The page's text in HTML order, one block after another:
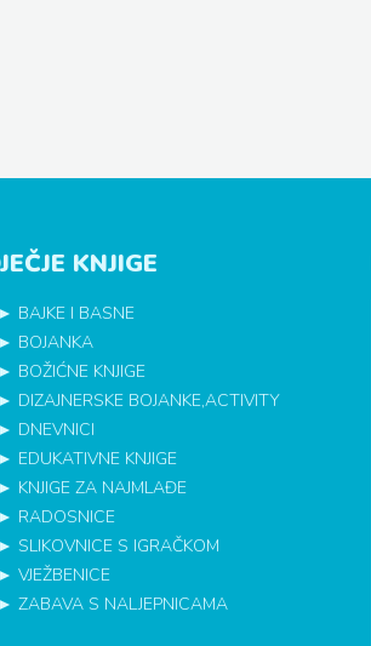
KNJIGE
► BAJKE I BASNE
► BOJANKA
► BOŽIĆNE KNJIGE
► DIZAJNERSKE BOJANKE,ACTIVITY
► DNEVNICI
► EDUKATIVNE KNJIGE
► KNJIGE ZA NAJMLAĐE
► RADOSNICE
► SLIKOVNICE S IGRAČKOM
► VJEŽBENICE
► ZABAVA S NALJEPNICAMA